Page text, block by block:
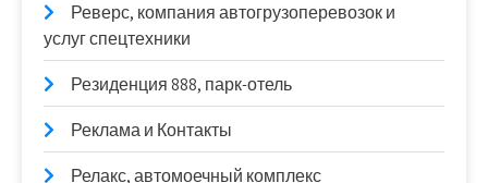
Реверс, компания автогрузоперевозок и
услуг спецтехники
Резиденция 888, парк-отель
Реклама и Контакты
Релакс, автомоечный комплекс